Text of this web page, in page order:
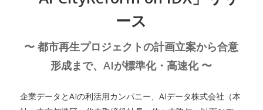
ース
〜 都市再生プロジェクトの計画立案から合意
形成まで、AIが標準化・高速化 〜
企業データとAIの利活用カンパニー、AIデータ株式会社（本